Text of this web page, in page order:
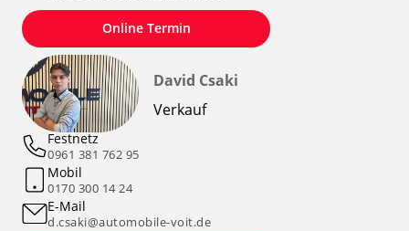
Online Termin
David Csaki
Verkauf
Festnetz
0961 381 762 95
Mobil
0170 300 14 24
E-Mail
d.csaki@automobile-voit.de